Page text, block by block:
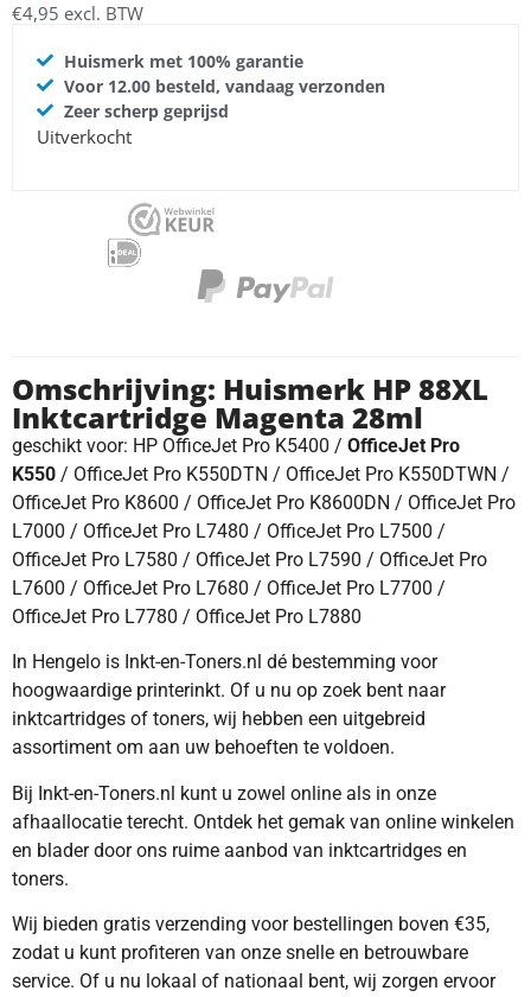
€4,95 excl. BTW
Huismerk met 100% garantie
Voor 12.00 besteld, vandaag verzonden
Zeer scherp geprijsd
Uitverkocht
Omschrijving: Huismerk HP 88XL
Inktcartridge Magenta 28ml
geschikt voor: HP OfficeJet Pro K5400 / OfficeJet Pro
K550 / OfficeJet Pro K550DTN / OfficeJet Pro K550DTWN /
OfficeJet Pro K8600 / OfficeJet Pro K8600DN / OfficeJet Pro
L7000 / OfficeJet Pro L7480 / OfficeJet Pro L7500 /
OfficeJet Pro L7580 / OfficeJet Pro L7590 / OfficeJet Pro
L7600 / OfficeJet Pro L7680 / OfficeJet Pro L7700 /
OfficeJet Pro L7780 / OfficeJet Pro L7880
In Hengelo is Inkt-en-Toners.nl dé bestemming voor
hoogwaardige printerinkt. Of u nu op zoek bent naar
inktcartridges of toners, wij hebben een uitgebreid
assortiment om aan uw behoeften te voldoen.
Bij Inkt-en-Toners.nl kunt u zowel online als in onze
afhaallocatie terecht. Ontdek het gemak van online winkelen
en blader door ons ruime aanbod van inktcartridges en
toners.
Wij bieden gratis verzending voor bestellingen boven €35,
zodat u kunt profiteren van onze snelle en betrouwbare
service. Of u nu lokaal of nationaal bent, wij zorgen ervoor